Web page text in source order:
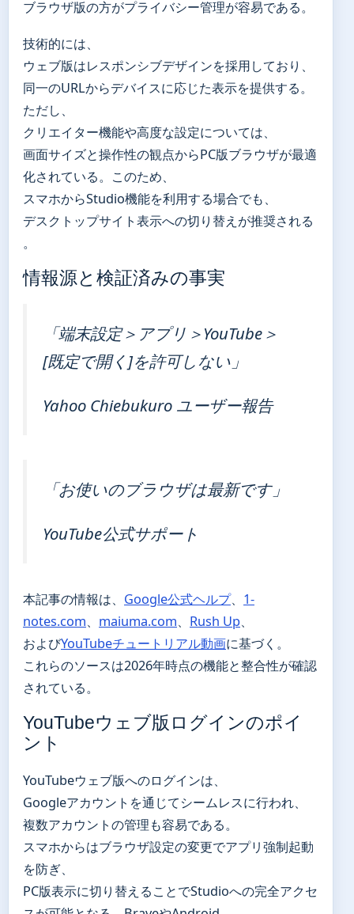
ブラウザ版の方がプライバシー管理が容易である。
技術的には、
ウェブ版はレスポンシブデザインを採用しており、
同一のURLからデバイスに応じた表示を提供する。
ただし、
クリエイター機能や高度な設定については、
画面サイズと操作性の観点からPC版ブラウザが最適
化されている。このため、
スマホからStudio機能を利用する場合でも、
デスクトップサイト表示への切り替えが推奨される
。
情報源と検証済みの事実
「端末設定＞アプリ＞YouTube＞
[既定で開く]を許可しない」
Yahoo Chiebukuro ユーザー報告
「お使いのブラウザは最新です」
YouTube公式サポート
本記事の情報は、 Google公式ヘルプ、 1-
notes.com、 maiuma.com、 Rush Up、
およびYouTubeチュートリアル動画に基づく。
これらのソースは2026年時点の機能と整合性が確認
されている。
YouTubeウェブ版ログインのポイ
ント
YouTubeウェブ版へのログインは、
Googleアカウントを通じてシームレスに行われ、
複数アカウントの管理も容易である。
スマホからはブラウザ設定の変更でアプリ強制起動
を防ぎ、
PC版表示に切り替えることでStudioへの完全アクセ